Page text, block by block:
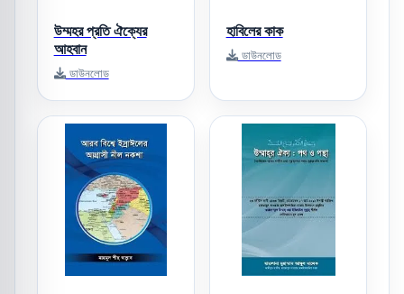
উম্মহর প্রতি ঐক্যের
আহবান
ডাউনলোড
হাবিলের কাক
ডাউনলোড